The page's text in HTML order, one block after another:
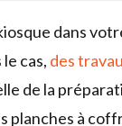
dans
cas, des
de la
planches à